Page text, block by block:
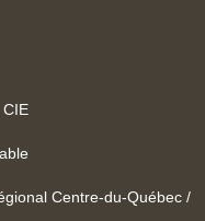
CIE
Centre-du-Québec /